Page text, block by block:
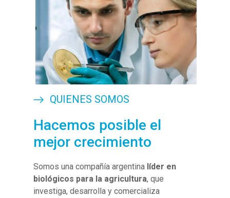
QUIENES SOMOS
Hacemos posible el
mejor crecimiento
Somos una compañía argentina líder en
biológicos para la agricultura, que
investiga, desarrolla y comercializa